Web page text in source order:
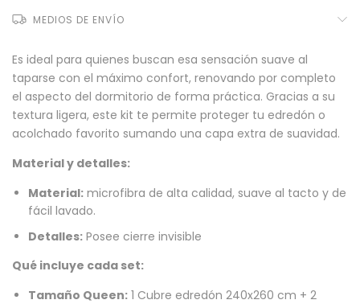
MEDIOS DE ENVÍO
Es ideal para quienes buscan esa sensación suave al
taparse con el máximo confort, renovando por completo
el aspecto del dormitorio de forma práctica. Gracias a su
textura ligera, este kit te permite proteger tu edredón o
acolchado favorito sumando una capa extra de suavidad.
Material y detalles:
Material: microfibra de alta calidad, suave al tacto y de
fácil lavado.
Detalles: Posee cierre invisible
Qué incluye cada set:
Tamaño Queen: 1 Cubre edredón 240x260 cm + 2